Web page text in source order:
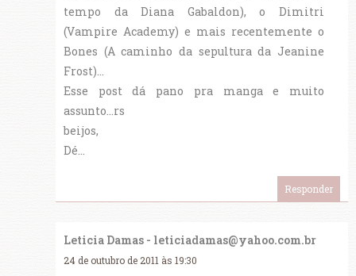
tempo da Diana Gabaldon), o Dimitri
(Vampire Academy) e mais recentemente o
Bones (A caminho da sepultura da Jeanine
Frost)...
Esse post dá pano pra manga e muito
assunto...rs
beijos,
Dé...
Responder
Leticia Damas - leticiadamas@yahoo.com.br
24 de outubro de 2011 às 19:30